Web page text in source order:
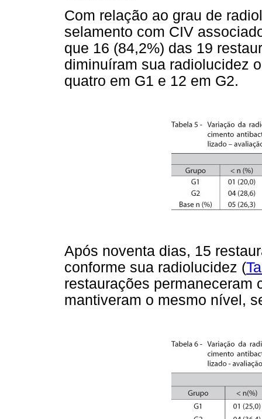
Com relação ao grau de
selamento com CIV
que 16 (84,2%) das 19
diminuíram sua radiolucidez
quatro em G1 e 12 em G2.
Após noventa dias, 15
conforme sua radiolucidez (
restaurações permaneceram
mantiveram o mesmo nível,